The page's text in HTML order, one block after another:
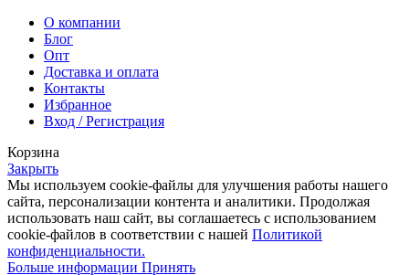
О компании
Блог
Опт
Доставка и оплата
Контакты
Избранное
Вход / Регистрация
Корзина
Закрыть
Мы используем cookie-файлы для улучшения работы нашего
сайта, персонализации контента и аналитики. Продолжая
использовать наш сайт, вы соглашаетесь с использованием
cookie-файлов в соответствии с нашей Политикой
конфиденциальности.
Больше информации Принять